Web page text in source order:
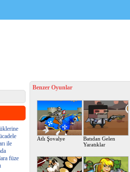
ile
füze
Benzer Oyunlar
Atlı Şovalye
Batıdan Gelen
Yaratıklar